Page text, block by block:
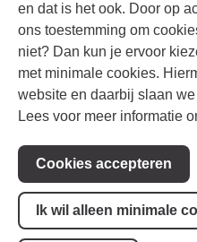
en dat is het ook. Door op
ons toestemming om
niet? Dan kun je ervoor
met minimale cookies.
website en daarbij slaan
Lees voor meer informatie
Cookies accepteren
Ik wil alleen minimale
Volg ons
Via onze social media
allemaal gebeurt in de
FacebookLinkedIn